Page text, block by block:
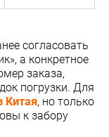
согласовать
а конкретное
заказа,
погрузки. Для
Китая, но только
к забору